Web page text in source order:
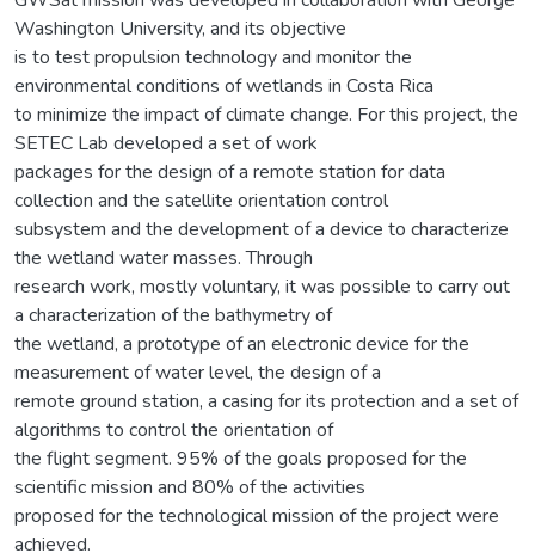
Washington University, and its objective
is to test propulsion technology and monitor the
environmental conditions of wetlands in Costa Rica
to minimize the impact of climate change. For this project, the
SETEC Lab developed a set of work
packages for the design of a remote station for data
collection and the satellite orientation control
subsystem and the development of a device to characterize
the wetland water masses. Through
research work, mostly voluntary, it was possible to carry out
a characterization of the bathymetry of
the wetland, a prototype of an electronic device for the
measurement of water level, the design of a
remote ground station, a casing for its protection and a set of
algorithms to control the orientation of
the flight segment. 95% of the goals proposed for the
scientific mission and 80% of the activities
proposed for the technological mission of the project were
achieved.